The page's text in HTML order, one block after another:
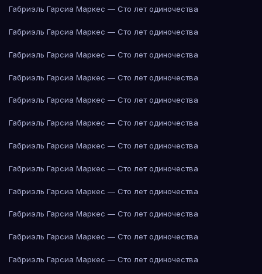
Габриэль Гарсиа Маркес — Сто лет одиночества
Габриэль Гарсиа Маркес — Сто лет одиночества
Габриэль Гарсиа Маркес — Сто лет одиночества
Габриэль Гарсиа Маркес — Сто лет одиночества
Габриэль Гарсиа Маркес — Сто лет одиночества
Габриэль Гарсиа Маркес — Сто лет одиночества
Габриэль Гарсиа Маркес — Сто лет одиночества
Габриэль Гарсиа Маркес — Сто лет одиночества
Габриэль Гарсиа Маркес — Сто лет одиночества
Габриэль Гарсиа Маркес — Сто лет одиночества
Габриэль Гарсиа Маркес — Сто лет одиночества
Габриэль Гарсиа Маркес — Сто лет одиночества